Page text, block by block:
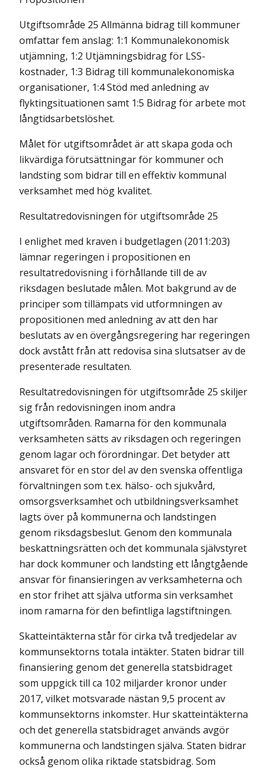
Utgiftsområde 25 Allmänna bidrag till kommuner
omfattar fem anslag: 1:1 Kommunalekonomisk
utjämning, 1:2 Utjämningsbidrag för LSS-
kostnader, 1:3 Bidrag till kommunalekonomiska
organisationer, 1:4 Stöd med anledning av
flyktingsituationen samt 1:5 Bidrag för arbete mot
långtidsarbetslöshet.
Målet för utgiftsområdet är att skapa goda och
likvärdiga förutsättningar för kommuner och
landsting som bidrar till en effektiv kommunal
verksamhet med hög kvalitet.
Resultatredovisningen för utgiftsområde 25
I enlighet med kraven i budgetlagen (2011:203)
lämnar regeringen i propositionen en
resultatredovisning i förhållande till de av
riksdagen beslutade målen. Mot bakgrund av de
principer som tillämpats vid utformningen av
propositionen med anledning av att den har
beslutats av en övergångsregering har regeringen
dock avstått från att redovisa sina slutsatser av de
presenterade resultaten.
Resultatredovisningen för utgiftsområde 25 skiljer
sig från redovisningen inom andra
utgiftsområden. Ramarna för den kommunala
verksamheten sätts av riksdagen och regeringen
genom lagar och förordningar. Det betyder att
ansvaret för en stor del av den svenska offentliga
förvaltningen som t.ex. hälso- och sjukvård,
omsorgsverksamhet och utbildningsverksamhet
lagts över på kommunerna och landstingen
genom riksdagsbeslut. Genom den kommunala
beskattningsrätten och det kommunala självstyret
har dock kommuner och landsting ett långtgående
ansvar för finansieringen av verksamheterna och
en stor frihet att själva utforma sin verksamhet
inom ramarna för den befintliga lagstiftningen.
Skatteintäkterna står för cirka två tredjedelar av
kommunsektorns totala intäkter. Staten bidrar till
finansiering genom det generella statsbidraget
som uppgick till ca 102 miljarder kronor under
2017, vilket motsvarade nästan 9,5 procent av
kommunsektorns inkomster. Hur skatteintäkterna
och det generella statsbidraget används avgör
kommunerna och landstingen själva. Staten bidrar
också genom olika riktade statsbidrag. Som